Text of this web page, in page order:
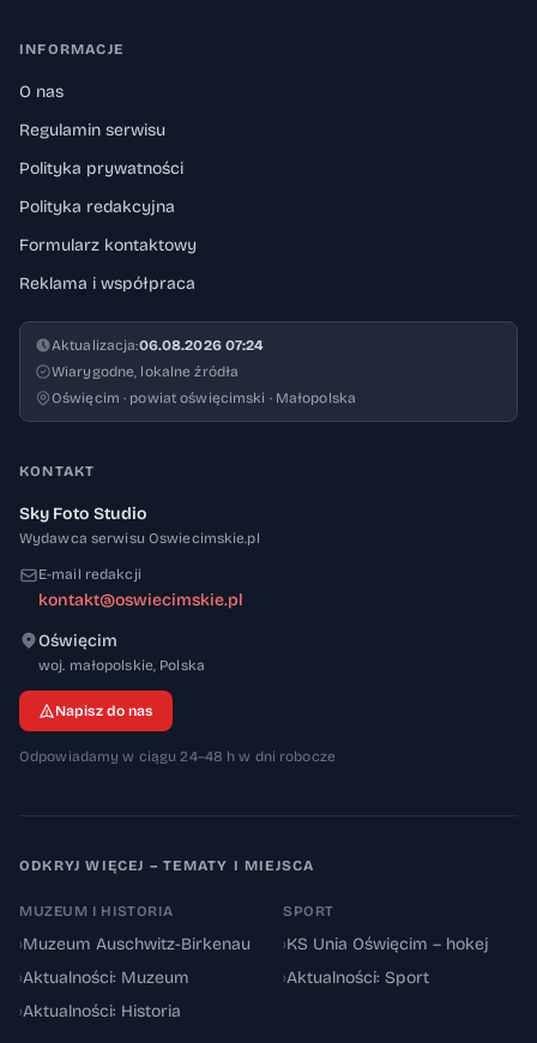
INFORMACJE
O nas
Regulamin serwisu
Polityka prywatności
Polityka redakcyjna
Formularz kontaktowy
Reklama i współpraca
Aktualizacja:06.08.2026 07:24
Wiarygodne, lokalne źródła
Oświęcim · powiat oświęcimski · Małopolska
KONTAKT
Sky Foto Studio
Wydawca serwisu Oswiecimskie.pl
E-mail redakcji
kontakt@oswiecimskie.pl
Oświęcim
woj. małopolskie, 32-600
Polska
Napisz do nas
Odpowiadamy w ciągu 24–48 h w dni robocze
ODKRYJ WIĘCEJ – TEMATY I MIEJSCA
MUZEUM I HISTORIA
›Muzeum Auschwitz-Birkenau
›Aktualności: Muzeum
›Aktualności: Historia
SPORT
›KS Unia Oświęcim – hokej
›Aktualności: Sport